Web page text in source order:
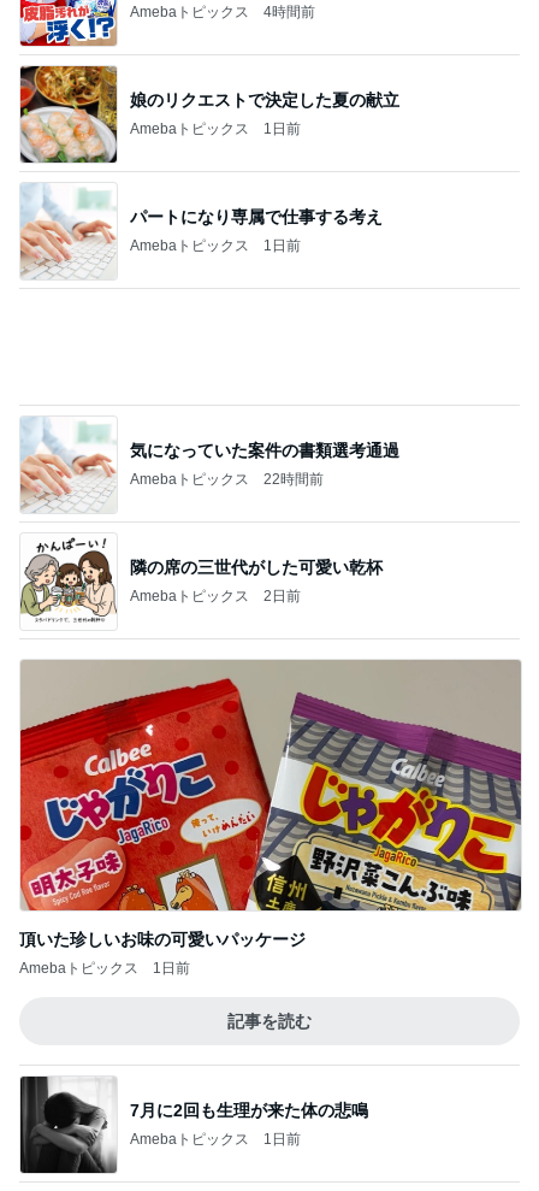
Amebaトピックス 4時間前
娘のリクエストで決定した夏の献立
Amebaトピックス 1日前
パートになり専属で仕事する考え
Amebaトピックス 1日前
隣の席の三世代がした可愛い乾杯
Amebaトピックス 2日前
頂いた珍しいお味の可愛いパッケージ
Amebaトピックス 1日前
記事を読む
Amebaトピックス 1日前
高くて悩んだ息子のためのからくり箱
Amebaトピックス 1日前